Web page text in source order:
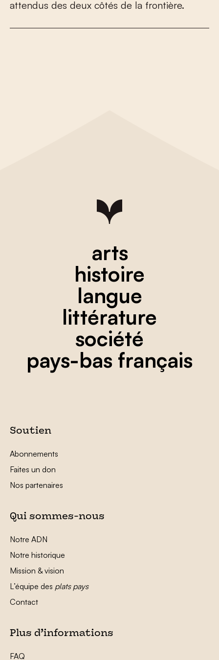
attendus des deux côtés de la frontière.
arts
histoire
langue
littérature
société
pays-bas français
Soutien
Abonnements
Faites un don
Nos partenaires
Qui sommes-nous
Notre ADN
Notre historique
Mission & vision
L’équipe des plats pays
Contact
Plus d’informations
FAQ